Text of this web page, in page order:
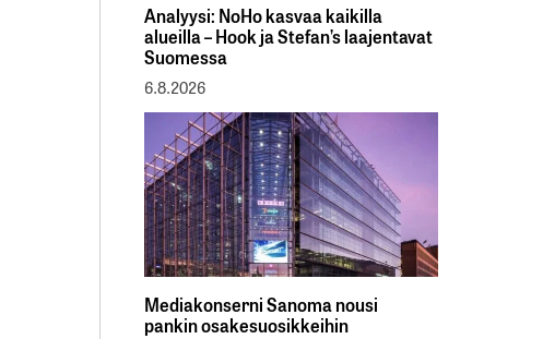
Analyysi: NoHo kasvaa kaikilla
alueilla – Hook ja Stefan’s laajentavat
Suomessa
6.8.2026
Mediakonserni Sanoma nousi
pankin osakesuosikkeihin